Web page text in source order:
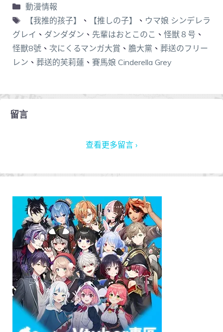
動漫情報
【我推的孩子】
、 【推しの子】 、 ウマ娘 シンデレラ
グレイ 、 ダンダダン 、 先輩はおとこのこ 、 怪獣８号 、
怪獸8號 、 次にくるマンガ大賞 、 膽大黨 、 葬送のフリー
レン 、 葬送的芙莉蓮 、 賽馬娘 Cinderella Grey
留言
查看更多留言 ›